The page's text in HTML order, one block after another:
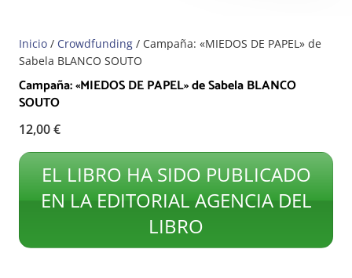
Inicio / Crowdfunding / Campaña: «MIEDOS DE PAPEL» de
Sabela BLANCO SOUTO
Campaña: «MIEDOS DE PAPEL» de Sabela BLANCO
SOUTO
12,00€
EL LIBRO HA SIDO PUBLICADO
EN LA EDITORIAL AGENCIA DEL
LIBRO